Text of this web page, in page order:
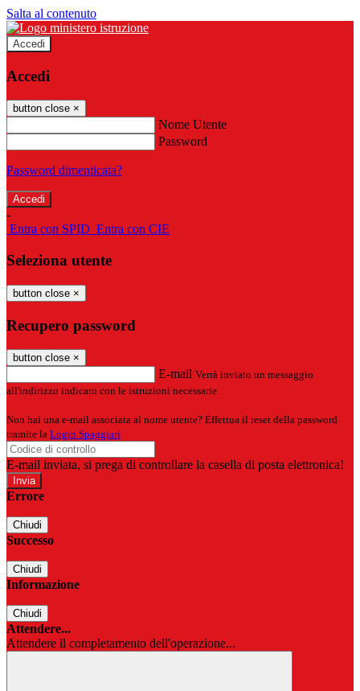
Salta al contenuto
Accedi
Accedi
button close ×
Nome Utente
Password
Password dimenticata?
-
Entra con SPID Entra con CIE
Seleziona utente
button close ×
Recupero password
button close ×
E-mail Verrà inviato un messaggio
all'indirizzo indicato con le istruzioni necessarie.
Non hai una e-mail associata al nome utente? Effettua il reset della password
tramite la Login Spaggiari
E-mail inviata, si prega di controllare la casella di posta elettronica!
Errore
Chiudi
Successo
Chiudi
Informazione
Chiudi
Attendere...
Attendere il completamento dell'operazione...